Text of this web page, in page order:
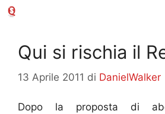
Vai
Qui si rischia il
13 Aprile 2011 di DanielWalker
Dopo la proposta di